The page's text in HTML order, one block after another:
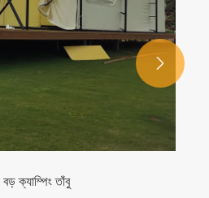
ক্যাম্পিং তাঁবু
